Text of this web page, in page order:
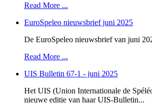
Read More ...
EuroSpeleo nieuwsbrief juni 2025
De EuroSpeleo nieuwsbrief van juni
Read More ...
UIS Bulletin 67-1 - juni 2025
Het UIS (Union Internationale de
nieuwe editie van haar UIS-Bulletin...